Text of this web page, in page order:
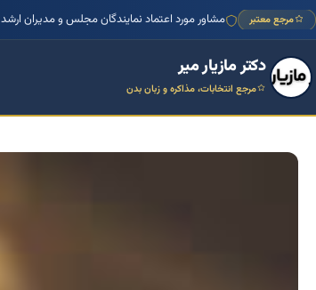
مرجع معتبر
مشاور مورد اعتماد نمایندگان مجلس و مدیران ارشد
منتور بیش از ۱۰۰۰ کسب‌وکار ایرانی
دکتر مازیار میر
مرجع انتخابات، مذاکره و زبان بدن